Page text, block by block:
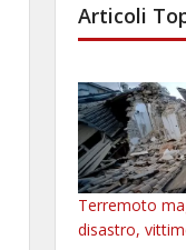
Articoli
Terremoto
disastro,